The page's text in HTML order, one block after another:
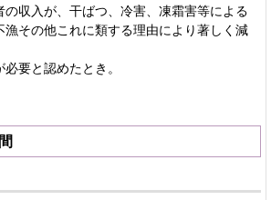
の収入が、干ばつ、冷害、凍霜害等による
漁その他これに類する理由により著しく減
要と認めたとき。